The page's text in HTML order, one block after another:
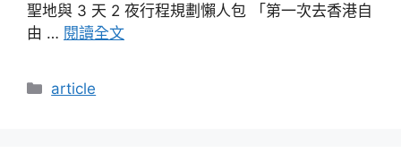
聖地與 3 天 2 夜行程規劃懶人包 「第一次去香港自
由 … 閱讀全文
分
article